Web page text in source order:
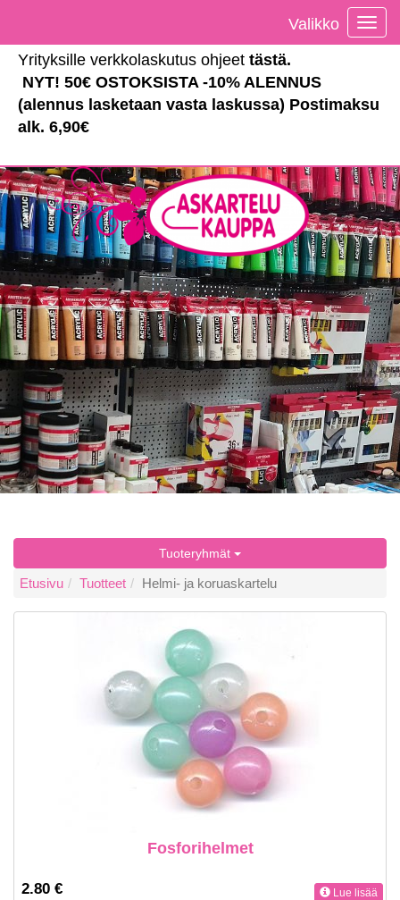
Yrityksille verkkolaskutus ohjeet tästä.
NYT! 50€ OSTOKSISTA -10% ALENNUS
(alennus lasketaan vasta laskussa) Postimaksu
alk. 6,90€
Valikko
Tuoteryhmät
Etusivu Tuotteet Helmi- ja koruaskartelu
Fosforihelmet
2.80 € Lue lisää